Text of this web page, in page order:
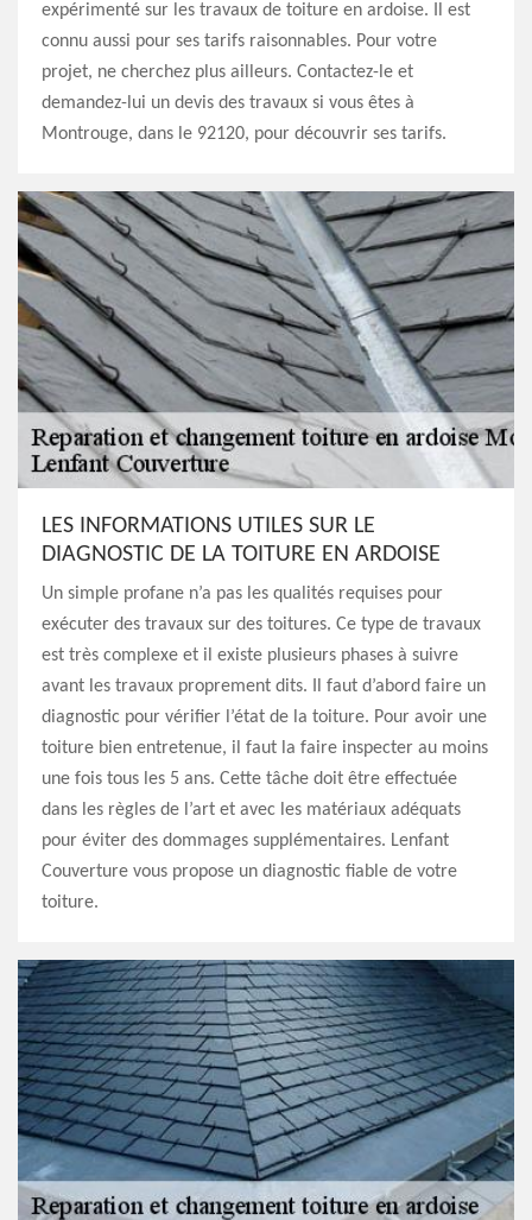
expérimenté sur les travaux de toiture en ardoise. Il est
connu aussi pour ses tarifs raisonnables. Pour votre
projet, ne cherchez plus ailleurs. Contactez-le et
demandez-lui un devis des travaux si vous êtes à
Montrouge, dans le 92120, pour découvrir ses tarifs.
LES INFORMATIONS UTILES SUR LE
DIAGNOSTIC DE LA TOITURE EN ARDOISE
Un simple profane n’a pas les qualités requises pour
exécuter des travaux sur des toitures. Ce type de travaux
est très complexe et il existe plusieurs phases à suivre
avant les travaux proprement dits. Il faut d’abord faire un
diagnostic pour vérifier l’état de la toiture. Pour avoir une
toiture bien entretenue, il faut la faire inspecter au moins
une fois tous les 5 ans. Cette tâche doit être effectuée
dans les règles de l’art et avec les matériaux adéquats
pour éviter des dommages supplémentaires. Lenfant
Couverture vous propose un diagnostic fiable de votre
toiture.